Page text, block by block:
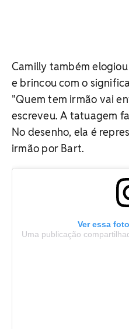
Camilly também
e brincou com o
"Quem tem irmão vai
escreveu. A tatuagem
No desenho, ela é
irmão por Bart.
Ver essa
Uma publicação